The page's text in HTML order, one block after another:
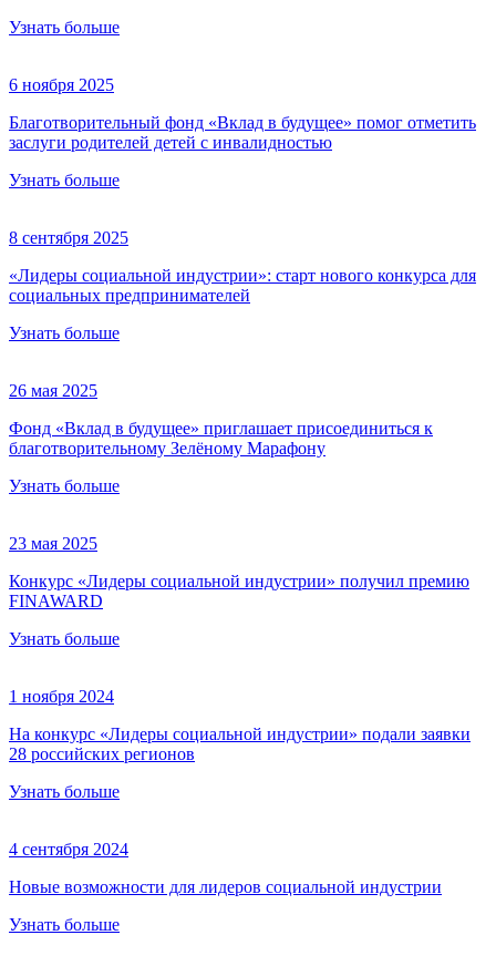
Узнать больше
6 ноября 2025
Благотворительный фонд «Вклад в будущее» помог отметить
заслуги родителей детей с инвалидностью
Узнать больше
8 сентября 2025
«Лидеры социальной индустрии»: старт нового конкурса для
социальных предпринимателей
Узнать больше
26 мая 2025
Фонд «Вклад в будущее» приглашает присоединиться к
благотворительному Зелёному Марафону
Узнать больше
23 мая 2025
Конкурс «Лидеры социальной индустрии» получил премию
FINAWARD
Узнать больше
1 ноября 2024
На конкурс «Лидеры социальной индустрии» подали заявки
28 российских регионов
Узнать больше
4 сентября 2024
Новые возможности для лидеров социальной индустрии
Узнать больше